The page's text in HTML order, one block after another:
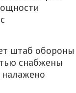
штаб обороны
снабжены